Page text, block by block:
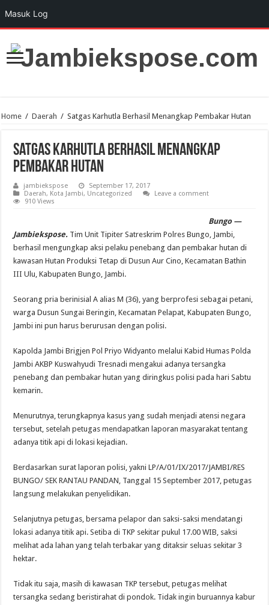
Home / Daerah / Satgas Karhutla Berhasil Menangkap Pembakar Hutan
Satgas Karhutla Berhasil Menangkap
Pembakar Hutan
jambiekspose
September 17, 2017
Daerah, Kota Jambi, Uncategorized
Leave a comment
910 Views
Bungo —
Jambiekspose. Tim Unit Tipiter Satreskrim Polres Bungo, Jambi,
berhasil mengungkap aksi pelaku penebang dan pembakar hutan di
kawasan Hutan Produksi Tetap di Dusun Aur Cino, Kecamatan Bathin
III Ulu, Kabupaten Bungo, Jambi.
Seorang pria berinisial A alias M (36), yang berprofesi sebagai petani,
warga Dusun Sungai Beringin, Kecamatan Pelapat, Kabupaten Bungo,
Jambi ini pun harus berurusan dengan polisi.
Kapolda Jambi Brigjen Pol Priyo Widyanto melalui Kabid Humas Polda
Jambi AKBP Kuswahyudi Tresnadi mengakui adanya tersangka
penebang dan pembakar hutan yang diringkus polisi pada hari Sabtu
kemarin.
Menurutnya, terungkapnya kasus yang sudah menjadi atensi negara
tersebut, setelah petugas mendapatkan laporan masyarakat tentang
adanya titik api di lokasi kejadian.
Berdasarkan surat laporan polisi, yakni LP/A/01/IX/2017/JAMBI/RES
BUNGO/ SEK RANTAU PANDAN, Tanggal 15 September 2017, petugas
langsung melakukan penyelidikan.
Selanjutnya petugas, bersama pelapor dan saksi-saksi mendatangi
lokasi adanya titik api. Setiba di TKP sekitar pukul 17.00 WIB, saksi
melihat ada lahan yang telah terbakar yang ditaksir seluas sekitar 3
hektar.
Tidak itu saja, masih di kawasan TKP tersebut, petugas melihat
tersangka sedang beristirahat di pondok. Tidak ingin buruannya kabur
Masuk Log